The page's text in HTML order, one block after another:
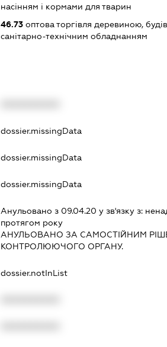
насінням і кормами для тварин
46.73оптова торгівля деревиною,
санітарно-технічним обладнанням
dossier.missingData
dossier.missingData
dossier.missingData
Анульовано з 09.04.20 у зв'язку з:
протягом року
АНУЛЬОВАНО ЗА САМОСТIЙНИМ
КОНТРОЛЮЮЧОГО ОРГАНУ.
dossier.notInList